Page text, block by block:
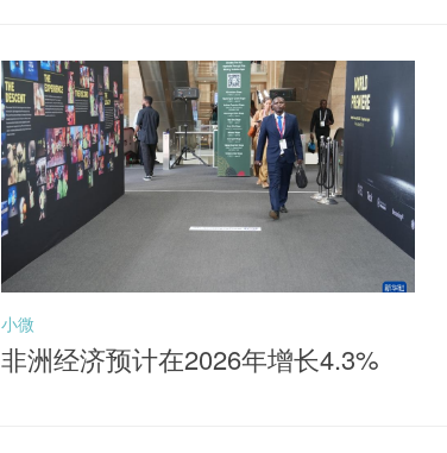
20910）布局机会
小微
非洲经济预计在2026年增长4.3%